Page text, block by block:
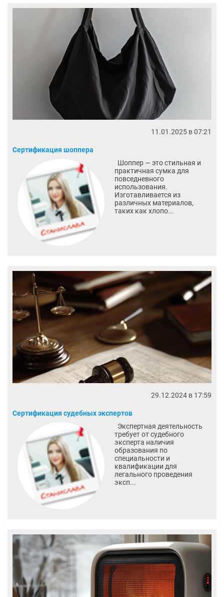
11.01.2025 в 07:21
Сертификация шоппера
Шоппер — это стильная и
практичная сумка для
повседневного
использования.
Изготавливается из
различных материалов,
таких как хлопо...
29.12.2024 в 17:59
Сертификация судебных экспертов
Экспертная деятельность
требует от судебного
эксперта наличия
образования по
специальности и
квалификации для
легального проведения
эксп...